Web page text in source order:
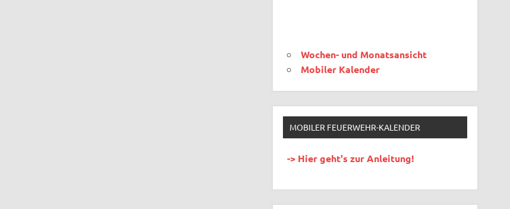
Wochen- und Monatsansicht
Mobiler Kalender
MOBILER FEUERWEHR-KALENDER
-> Hier geht's zur Anleitung!